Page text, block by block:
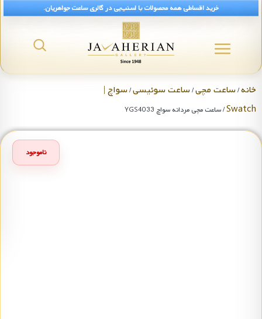
خرید اقساطی همه محصولات با اسنپ‌پی در گالری ساعت جواهریان.
خانه/ساعت مچی/ساعت سوئیسی/سواچ |
Swatch/ ساعت مچی مردانه سواچ YGS4033
ناموجود